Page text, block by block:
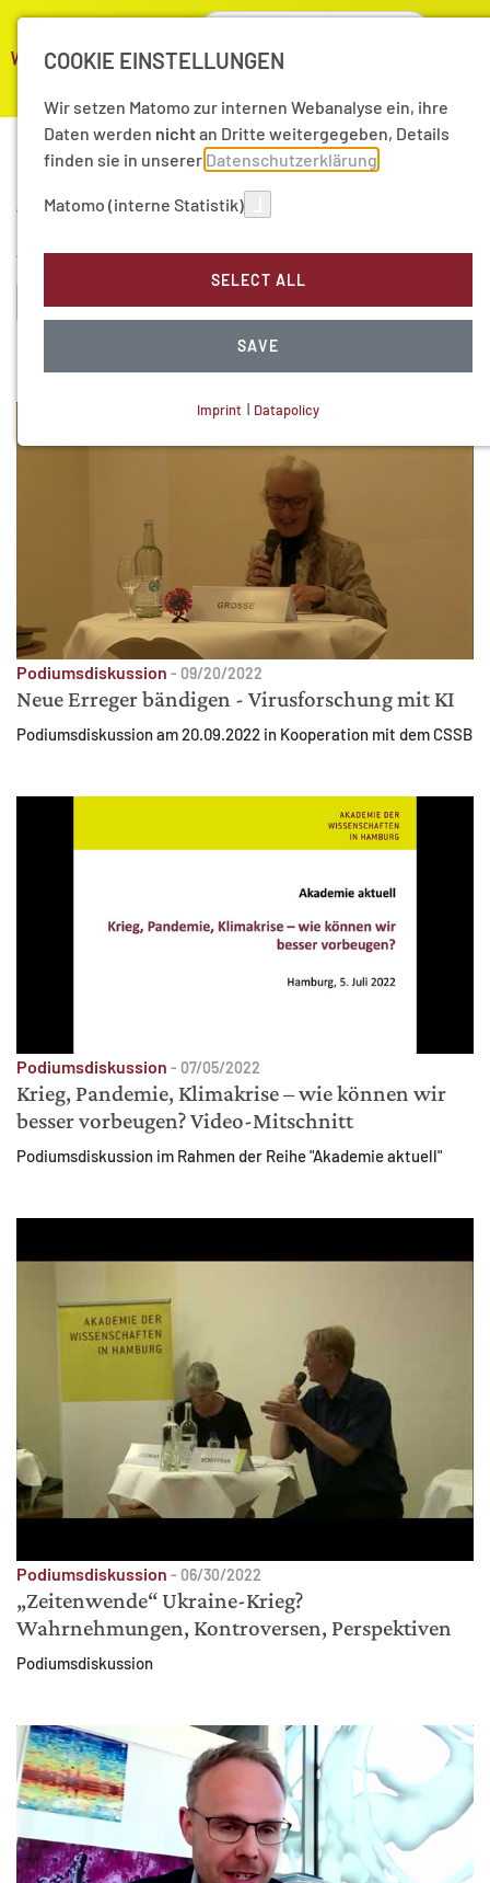
Mediathek
are in ourVideo Archive.
Audio recordings (until 2017) are in our Audio Archive.
Podiumsdiskussion - 09/20/2022
Neue Erreger bändigen - Virusforschung mit KI
Podiumsdiskussion am 20.09.2022 in Kooperation mit dem CSSB
Podiumsdiskussion - 07/05/2022
Krieg, Pandemie, Klimakrise – wie können wir
besser vorbeugen? Video-Mitschnitt
Podiumsdiskussion im Rahmen der Reihe "Akademie aktuell"
Podiumsdiskussion - 06/30/2022
„Zeitenwende“ Ukraine-Krieg?
Wahrnehmungen, Kontroversen, Perspektiven
Podiumsdiskussion
COOKIE EINSTELLUNGEN
Wir setzen Matomo zur internen Webanalyse ein, ihre
Daten werden nichtan Dritte weitergegeben, Details
finden sie in unserer Datenschutzerklärung
Matomo (interne Statistik)
SELECT ALL
SAVE
MATOMO (INTERNE STATISTIK)
Statistik Cookies erfassen Informationen anonym.
Diese Informationen helfen uns zu verstehen, wie
unsere Besucher unsere Website nutzen.
Matomo
Imprint | Datapolicy